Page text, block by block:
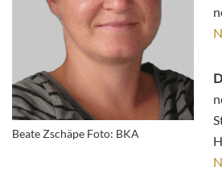
Beate Zschäpe Foto: BKA